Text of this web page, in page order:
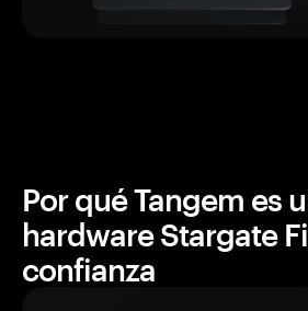
Por qué Tangem es
hardware Stargate
confianza